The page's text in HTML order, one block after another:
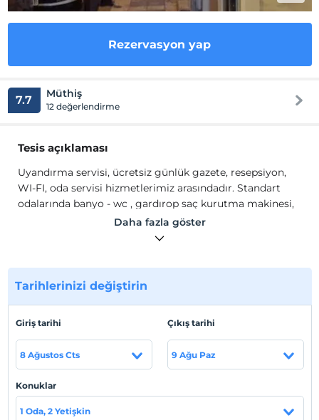
Rezervasyon yap
7.7 Müthiş
12 değerlendirme
Tesis açıklaması
Uyandırma servisi, ücretsiz günlük gazete, resepsiyon,
WI-FI, oda servisi hizmetlerimiz arasındadır. Standart
odalarında banyo - wc , gardırop saç kurutma makinesi,
havlu, televizyon, klima,telefon bulunmaktadır.
Uyandırma servisi, ücretsiz günlük gazete, resepsiyon,
odalarında banyo - wc , gardırop saç kurutma makinesi,
havlu, televizyon, klima,telefon bulunmaktadır.
Tesis lokasyon bilgileri
Mood Kadıköy Hotel, İstanbul Anadolu Yakası'nın
merkezi Kadıköy’de hizmet vermektedir. Kadıköy Metro
Durağı 100 mt. Vapur İskelesine'ne 50 mt mesafededir.
Daha fazla göster
Tarihlerinizi değiştirin
Giriş tarihi
8 Ağustos Cts
Çıkış tarihi
9 Ağu Paz
Konuklar
1 Oda, 2 Yetişkin